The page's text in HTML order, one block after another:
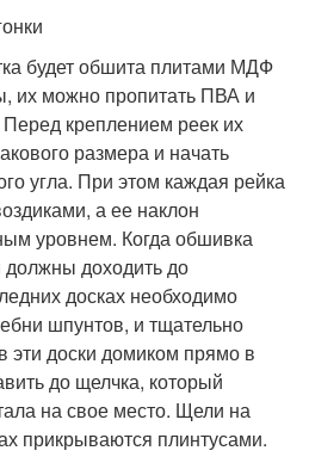
будет обшита плитами МДФ
их можно пропитать ПВА и
креплением реек их
размера и начать
угла. При этом каждая рейка
а ее наклон
уровнем. Когда обшивка
должны доходить до
досках необходимо
шпунтов, и тщательно
эти доски домиком прямо в
до щелчка, который
на свое место. Щели на
прикрываются плинтусами.